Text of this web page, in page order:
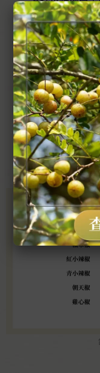
為紅小辣椒尚未
外衣，特性與
朝天椒70000-
因為果實向上
理的主要角色。
雞心椒50000-
果實形狀似雞
高，導致單價
之。
糯米椒0-5000
外型類似青小
呈皺褶狀，幾